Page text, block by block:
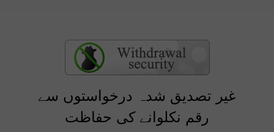
غیر تصدیق شدہ درخواستوں سے
رقم نکلوانے کی حفاظت